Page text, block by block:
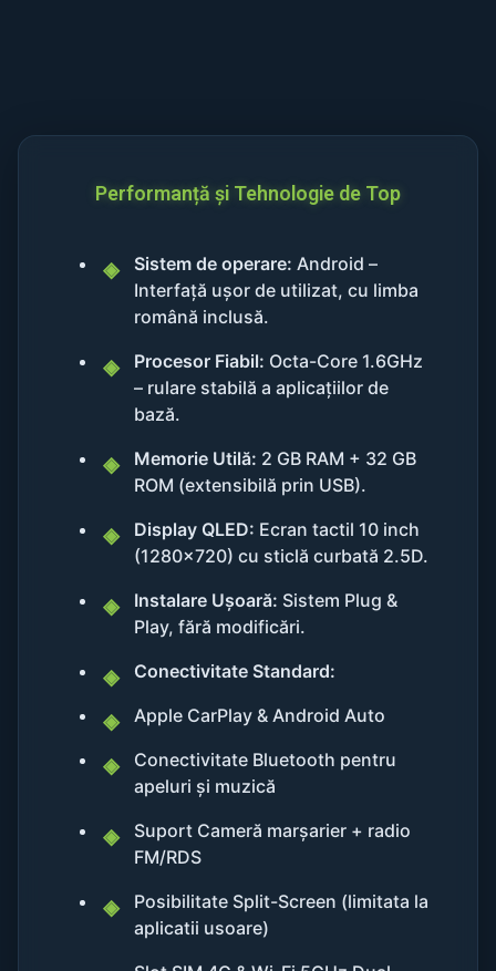
Performanță și Tehnologie de Top
Sistem de operare: Android –
Interfață ușor de utilizat, cu limba
română inclusă.
Procesor Fiabil: Octa-Core 1.6GHz
– rulare stabilă a aplicațiilor de
bază.
Memorie Utilă: 2 GB RAM + 32 GB
ROM (extensibilă prin USB).
Display QLED: Ecran tactil 10 inch
(1280x720) cu sticlă curbată 2.5D.
Instalare Ușoară: Sistem Plug &
Play, fără modificări.
Conectivitate Standard:
Apple CarPlay & Android Auto
Conectivitate Bluetooth pentru
apeluri și muzică
Suport Cameră marșarier + radio
FM/RDS
Posibilitate Split-Screen (limitata la
aplicatii usoare)